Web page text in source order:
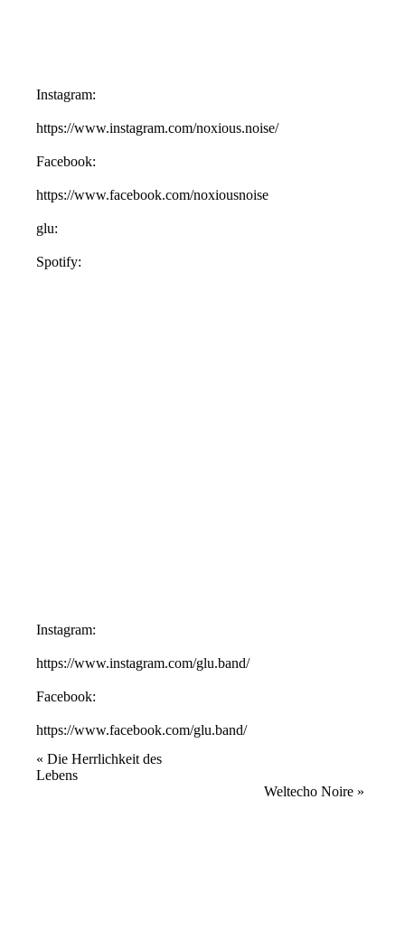
Instagram:
https://www.instagram.com/noxious.noise/
Facebook:
https://www.facebook.com/noxiousnoise
glu:
Spotify:
Instagram:
https://www.instagram.com/glu.band/
Facebook:
https://www.facebook.com/glu.band/
Veranstaltung
Navigation
« Die Herrlichkeit des
Lebens
Weltecho Noire »